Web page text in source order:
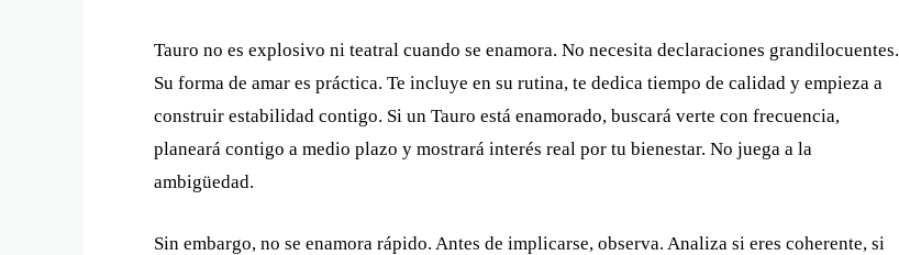
Tauro no es explosivo ni teatral cuando se enamora. No necesita declaraciones grandilocuentes.
Su forma de amar es práctica. Te incluye en su rutina, te dedica tiempo de calidad y empieza a
construir estabilidad contigo. Si un Tauro está enamorado, buscará verte con frecuencia,
planeará contigo a medio plazo y mostrará interés real por tu bienestar. No juega a la
ambigüedad.
Sin embargo, no se enamora rápido. Antes de implicarse, observa. Analiza si eres coherente, si